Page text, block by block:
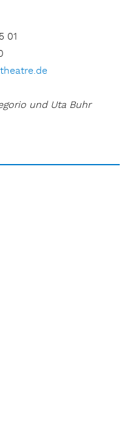
01
und Uta Buhr